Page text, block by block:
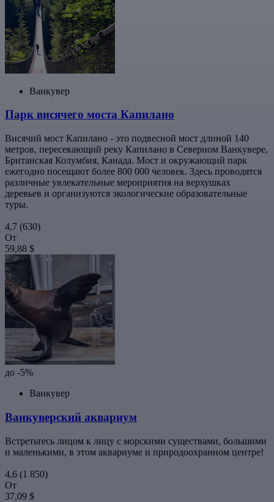
Ванкувер
Парк висячего моста Капилано
Висячий мост Капилано - это подвесной мост длиной 140
метров, пересекающий реку Капилано в Северном Ванкувере,
Британская Колумбия, Канада. Мост и окружающий парк
ежегодно посещают более 800 000 человек. Здесь проводятся
различные увлекательные мероприятия на верхушках
деревьев и организуются экологические образовательные
туры.
4,7 (630)
От
59,88 $
до -5%
Ванкувер
Ванкуверский аквариум
Встретьтесь лицом к лицу с морскими существами, большими
и маленькими, в этом аквариуме и природоохранном центре!
4,6 (1 850)
От
37,09 $